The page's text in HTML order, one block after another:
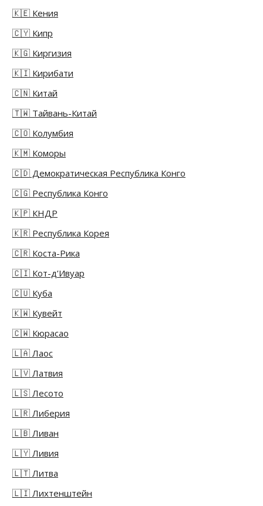
🇰🇪 Кения
🇨🇾 Кипр
🇰🇬 Киргизия
🇰🇮 Кирибати
🇨🇳 Китай
🇹🇼 Тайвань-Китай
🇨🇴 Колумбия
🇰🇲 Коморы
🇨🇩 Демократическая Республика Конго
🇨🇬 Республика Конго
🇰🇵 КНДР
🇰🇷 Республика Корея
🇨🇷 Коста-Рика
🇨🇮 Кот-д’Ивуар
🇨🇺 Куба
🇰🇼 Кувейт
🇨🇼 Кюрасао
🇱🇦 Лаос
🇱🇻 Латвия
🇱🇸 Лесото
🇱🇷 Либерия
🇱🇧 Ливан
🇱🇾 Ливия
🇱🇹 Литва
🇱🇮 Лихтенштейн